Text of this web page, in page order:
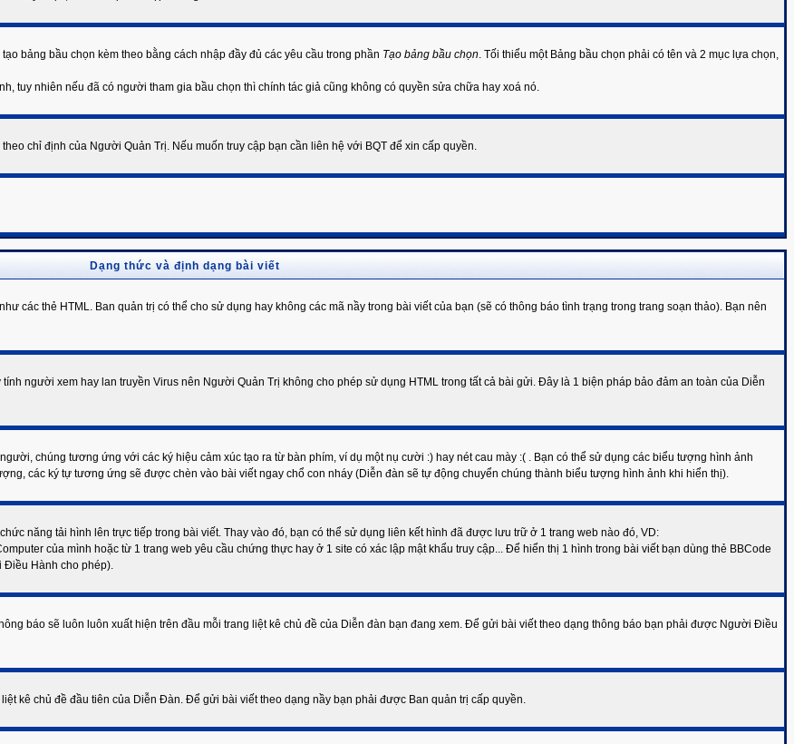
bảng bầu chọn kèm theo bằng cách nhập đầy đủ các yêu cầu trong phần Tạo bảng bầu chọn. Tối thiểu một Bảng bầu chọn phải có tên và 2 mục lựa chọn,
tuy nhiên nếu đã có người tham gia bầu chọn thì chính tác giả cũng không có quyền sửa chữa hay xoá nó.
chỉ định của Người Quản Trị. Nếu muốn truy cập bạn cần liên hệ với BQT để xin cấp quyền.
Dạng thức và định dạng bài viết
các thẻ HTML. Ban quản trị có thể cho sử dụng hay không các mã nầy trong bài viết của bạn (sẽ có thông báo tình trạng trong trang soạn thảo). Bạn nên
người xem hay lan truyền Virus nên Người Quản Trị không cho phép sử dụng HTML trong tất cả bài gửi. Đây là 1 biện pháp bảo đảm an toàn của Diễn
chúng tương ứng với các ký hiệu cảm xúc tạo ra từ bàn phím, ví dụ một nụ cười :) hay nét cau mày :( . Bạn có thể sử dụng các biểu tượng hình ảnh
các ký tự tương ứng sẽ được chèn vào bài viết ngay chổ con nháy (Diễn đàn sẽ tự động chuyển chúng thành biểu tượng hình ảnh khi hiển thị).
năng tải hình lên trực tiếp trong bài viết. Thay vào đó, bạn có thể sử dụng liên kết hình đã được lưu trữ ở 1 trang web nào đó, VD:
của mình hoặc từ 1 trang web yêu cầu chứng thực hay ở 1 site có xác lập mật khẩu truy cập... Để hiển thị 1 hình trong bài viết bạn dùng thẻ BBCode
Điều Hành cho phép).
báo sẽ luôn luôn xuất hiện trên đầu mỗi trang liệt kê chủ đề của Diễn đàn bạn đang xem. Để gửi bài viết theo dạng thông báo bạn phải được Người Điều
kê chủ đề đầu tiên của Diễn Đàn. Để gửi bài viết theo dạng nầy bạn phải được Ban quản trị cấp quyền.